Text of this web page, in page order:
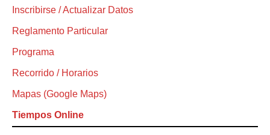
Inscribirse / Actualizar Datos
Reglamento Particular
Programa
Recorrido / Horarios
Mapas (Google Maps)
Tiempos Online